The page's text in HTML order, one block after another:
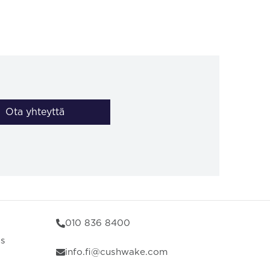
Ota yhteyttä
010 836 8400
info.fi@cushwake.com